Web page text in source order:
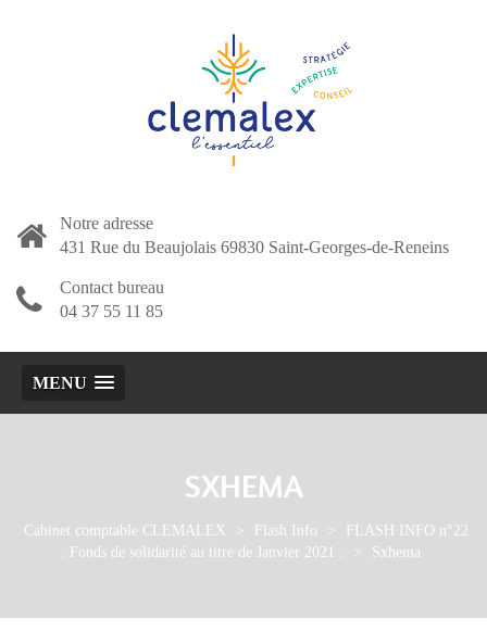
Notre adresse
431 Rue du Beaujolais 69830 Saint-Georges-de-Reneins
Contact bureau
04 37 55 11 85
MENU
SXHEMA
Cabinet comptable CLEMALEX > Flash Info >
FLASH INFO n°22
: Fonds de solidarité au titre de Janvier 2021 :
> Sxhema